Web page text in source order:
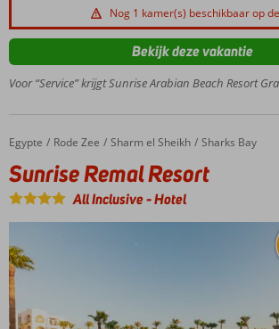
meter
privéstrand
met eigen
steiger
restaurants
inclusief
suites met 2
slaapkamers
Nog 1 kamer(s) beschikbaar op
Voor “Service” krijgt Sunrise Arabian Beach Resort
Bekijk deze vakantie
Home
Egypte Rode Zee Sharm el Sheikh Sharks Bay
Sunrise Remal Resort
Sunrise Remal Resort
All Inclusive-Hotel